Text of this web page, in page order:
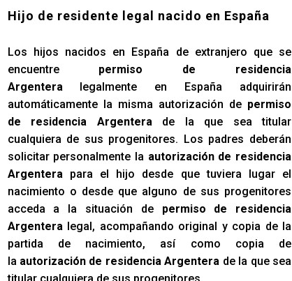
Hijo de residente legal nacido en España
Los hijos nacidos en España de extranjero que se
encuentre permiso de residencia
Argentera legalmente en España adquirirán
automáticamente la misma autorización de permiso
de residencia Argentera de la que sea titular
cualquiera de sus progenitores. Los padres deberán
solicitar personalmente la autorización de residencia
Argentera para el hijo desde que tuviera lugar el
nacimiento o desde que alguno de sus progenitores
acceda a la situación de permiso de residencia
Argentera legal, acompañando original y copia de la
partida de nacimiento, así como copia de
la autorización de residencia Argentera de la que sea